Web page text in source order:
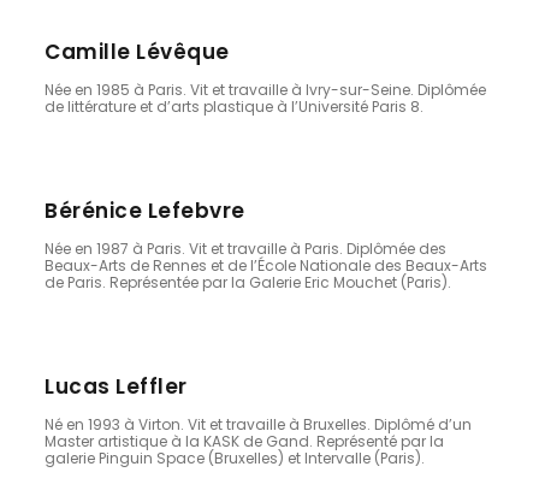
Camille Lévêque
Née en 1985 à Paris. Vit et travaille à Ivry-sur-Seine. Diplômée
de littérature et d’arts plastique à l’Université Paris 8.
Bérénice Lefebvre
Née en 1987 à Paris. Vit et travaille à Paris. Diplômée des
Beaux-Arts de Rennes et de l’École Nationale des Beaux-Arts
de Paris. Représentée par la Galerie Eric Mouchet (Paris).
Lucas Leffler
Né en 1993 à Virton. Vit et travaille à Bruxelles. Diplômé d’un
Master artistique à la KASK de Gand. Représenté par la
galerie Pinguin Space (Bruxelles) et Intervalle (Paris).